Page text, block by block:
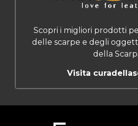
Scopri i migliori prodotti
delle scarpe e degli
della
Visita